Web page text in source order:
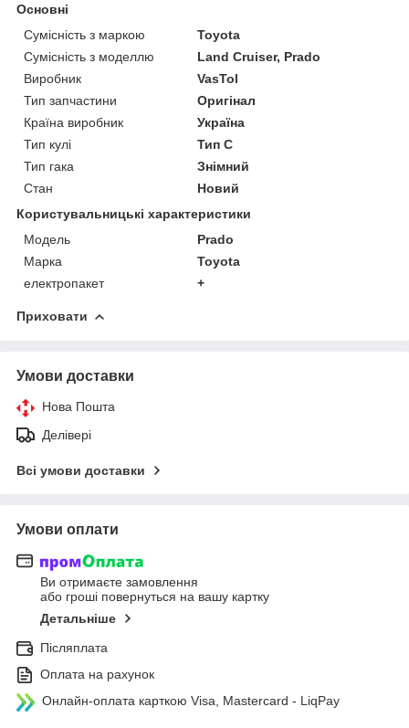
Основні
Сумісність з маркою
Toyota
Сумісність з моделлю
Land Cruiser, Prado
Виробник
VasTol
Тип запчастини
Оригінал
Країна виробник
Україна
Тип кулі
Тип C
Тип гака
Знімний
Стан
Новий
Користувальницькі характеристики
Модель
Prado
Марка
Toyota
електропакет
+
Приховати
Умови доставки
Нова Пошта
Делівері
Всі умови доставки
Умови оплати
Ви отримаєте замовлення
або гроші повернуться на вашу картку
Детальніше
Післяплата
Оплата на рахунок
Онлайн-оплата карткою Visa, Mastercard - LiqPay